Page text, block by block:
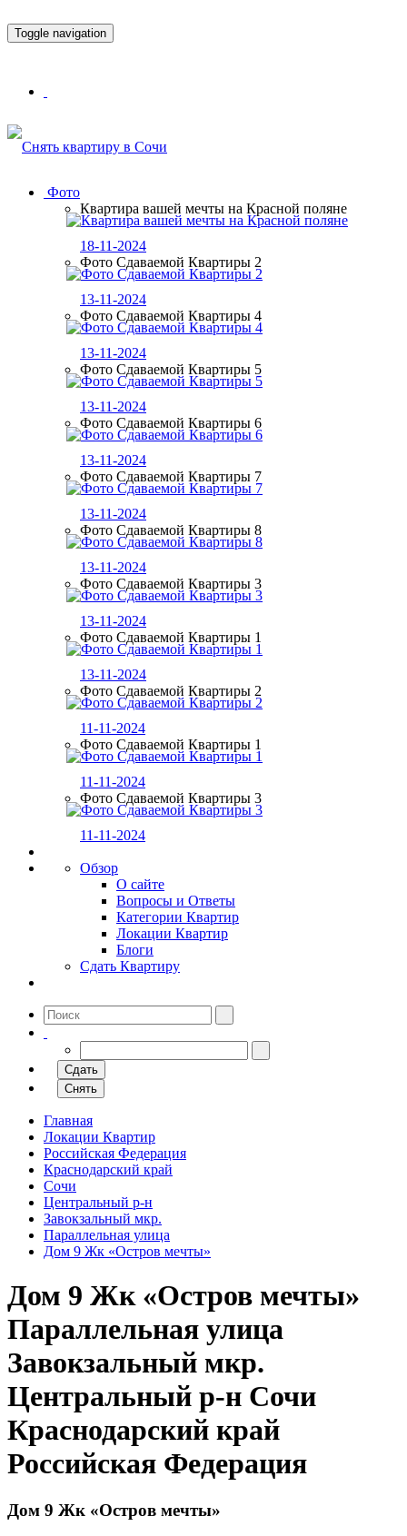
Toggle navigation
Фото
Квартира вашей мечты на Красной поляне
18-11-2024
Фото Сдаваемой Квартиры 2
13-11-2024
Фото Сдаваемой Квартиры 4
13-11-2024
Фото Сдаваемой Квартиры 5
13-11-2024
Фото Сдаваемой Квартиры 6
13-11-2024
Фото Сдаваемой Квартиры 7
13-11-2024
Фото Сдаваемой Квартиры 8
13-11-2024
Фото Сдаваемой Квартиры 3
13-11-2024
Фото Сдаваемой Квартиры 1
13-11-2024
Фото Сдаваемой Квартиры 2
11-11-2024
Фото Сдаваемой Квартиры 1
11-11-2024
Фото Сдаваемой Квартиры 3
11-11-2024
Обзор
О сайте
Вопросы и Ответы
Категории Квартир
Локации Квартир
Блоги
Сдать Квартиру
Сдать
Снять
Главная
Локации Квартир
Российская Федерация
Краснодарский край
Сочи
Центральный р-н
Завокзальный мкр.
Параллельная улица
Дом 9 Жк «Остров мечты»
Дом 9 Жк «Остров мечты»
Параллельная улица
Завокзальный мкр.
Центральный р-н Сочи
Краснодарский край
Российская Федерация
Дом 9 Жк «Остров мечты»